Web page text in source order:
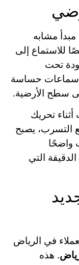
مشابه
للاستماع إلى
تحت
سماعات حساسة
سطح الأرضية.
تحريك
التسرب، يصبح
واضحًا
التي
في الرياض
. هذه